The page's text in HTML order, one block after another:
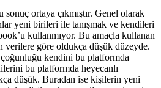
sonuç ortaya çıkmıştır. Genel olarak
yeni birileri ile tanışmak ve kendileri
kullanmıyor. Bu amaçla kullanan
verilere göre oldukça düşük düzeyde.
kendini bu platformda
bu platformda heyecanlı
düşük. Buradan ise kişilerin yeni